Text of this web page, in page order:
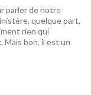
parler de notre
quelque part,
rien qui
Mais bon, il est un